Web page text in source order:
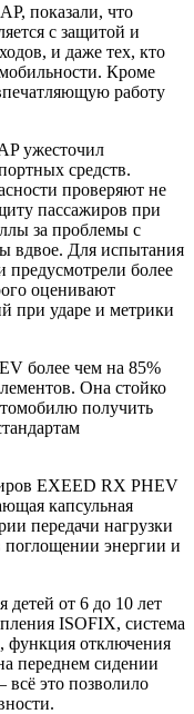
показали, что
с защитой и
и даже тех, кто
Кроме
работу
ужесточил
средств.
проверяют не
пассажиров при
за проблемы с
вдвое. Для испытания
предусмотрели более
оценивают
при ударе и метрики
более чем на 85%
Она стойко
получить
EXEED RX PHEV
капсульная
передачи нагрузки
поглощении энергии и
от 6 до 10 лет
ISOFIX, система
функция отключения
переднем сидении
всё это позволило